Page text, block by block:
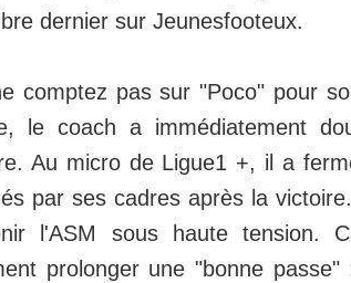
dernier sur Jeunesfooteux.
comptez pas sur "Poco" pour
le coach a immédiatement
Au micro de Ligue1 +, il a
par ses cadres après la
l'ASM sous haute
prolonger une "bonne